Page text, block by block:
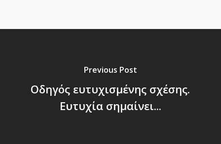
Previous Post
Οδηγός ευτυχισμένης σχέσης.
Ευτυχία σημαίνει...